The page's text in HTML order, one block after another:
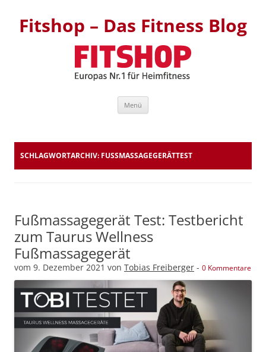
Fitshop – Das Fitness Blog
Menü
SCHLAGWORTARCHIV: FUSSMASSAGEGERÄTTEST
Fußmassagegerät Test: Testbericht
zum Taurus Wellness
Fußmassagegerät
vom 9. Dezember 2021 von Tobias Freiberger - 0 Kommentare